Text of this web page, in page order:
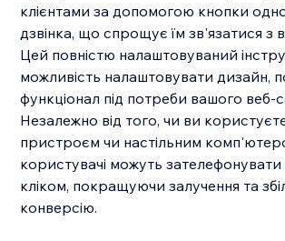
клієнтами за допомогою кнопки
дзвінка, що спрощує їм зв'язатися з
Цей повністю налаштовуваний
можливість налаштовувати дизайн,
функціонал під потреби вашого веб-
Незалежно від того, чи ви
пристроєм чи настільним
користувачі можуть
кліком, покращуючи залучення та
конверсію.